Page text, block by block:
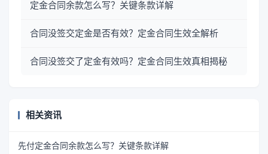
定金合同余款怎么写？关键条款详解
合同没签交定金是否有效？定金合同生效全解析
合同没签交了定金有效吗？定金合同生效真相揭秘
相关资讯
先付定金合同余款怎么写？关键条款详解